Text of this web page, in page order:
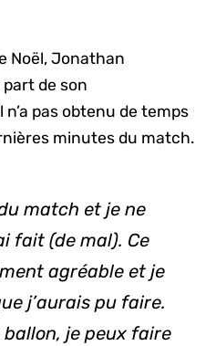
Noël, Jonathan
de son
pas obtenu de temps
minutes du match.
match et je ne
fait (de mal). Ce
agréable et je
j’aurais pu faire.
je peux faire